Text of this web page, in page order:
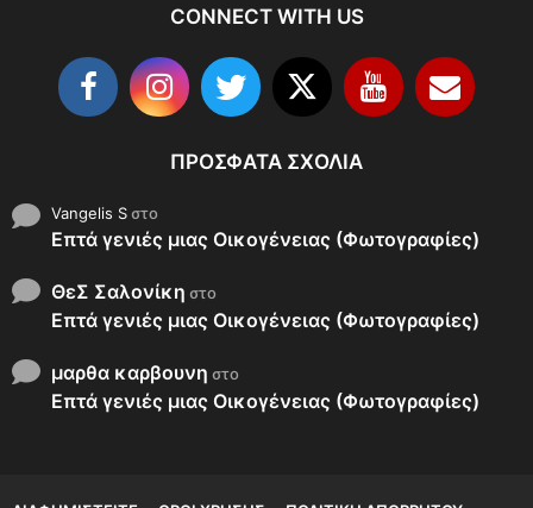
CONNECT WITH US
ΠΡΌΣΦΑΤΑ ΣΧΌΛΙΑ
Vangelis Sστο
Επτά γενιές μιας Οικογένειας (Φωτογραφίες)
ΘεΣ Σαλονίκη στο
Επτά γενιές μιας Οικογένειας (Φωτογραφίες)
μαρθα καρβουνη στο
Επτά γενιές μιας Οικογένειας (Φωτογραφίες)